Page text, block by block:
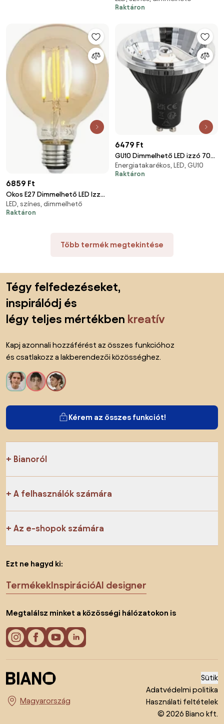
320lm 2500K
Raktáron
6859 Ft
Okos E27 Dimmelhető LED Izzó
G95 Arany 7W 806 lm 1800-
6500K
LED, színes, dimmelhető
Raktáron
6479 Ft
GU10 Dimmelhető LED izzó 70
mm 6,5 W 600 lm 2700 K
Energiatakarékos, LED, GU10
Raktáron
Több termék megtekintése
Tégy felfedezéseket,
inspirálódj és
légy teljes mértékben kreatív
Kapj azonnali hozzáférést az összes funkcióhoz
és csatlakozz a lakberendezői közösséghez.
Kérem az összes funkciót!
Bianoról
A felhasználók számára
Az e-shopok számára
Ezt ne hagyd ki:
TermékekInspirációAI designer
Megtalálsz minket a közösségi hálózatokon is
Ország megváltoztatása
Sütik
Adatvédelmi politika
Használati feltételek
© 2026 Biano kft.